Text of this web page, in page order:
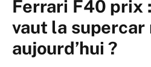
Ferrari F40 prix
vaut la
aujourd’hui ?